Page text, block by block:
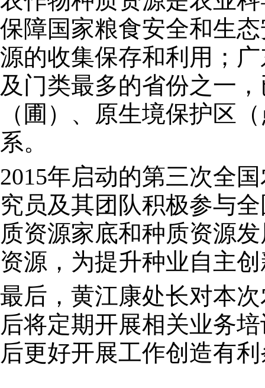
保障国家粮食安全和生
源的收集保存和利用；
及门类最多的省份之一
（圃）、原生境保护区
系。
2015年启动的第三次全
究员及其团队积极参与
质资源家底和种质资源
资源，为提升种业自主
最后，黄江康处长对本
后将定期开展相关业务
后更好开展工作创造有